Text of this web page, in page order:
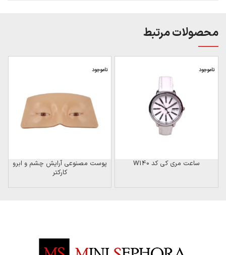
محصولات مرتبط
ناموجود
ساعت مری کی کد W140
ناموجود
پوست مصنوعی آرایش چشم و ابرو
کارکتر